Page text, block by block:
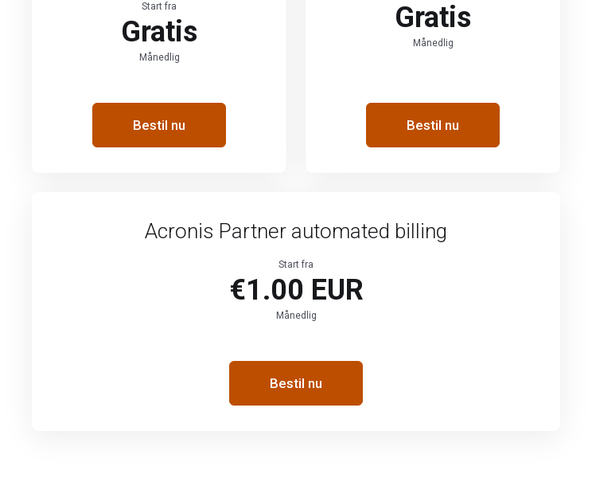
Start fra
Gratis
Månedlig
Bestil nu
Gratis
Månedlig
Bestil nu
Acronis Partner automated billing
Start fra
€1.00 EUR
Månedlig
Bestil nu